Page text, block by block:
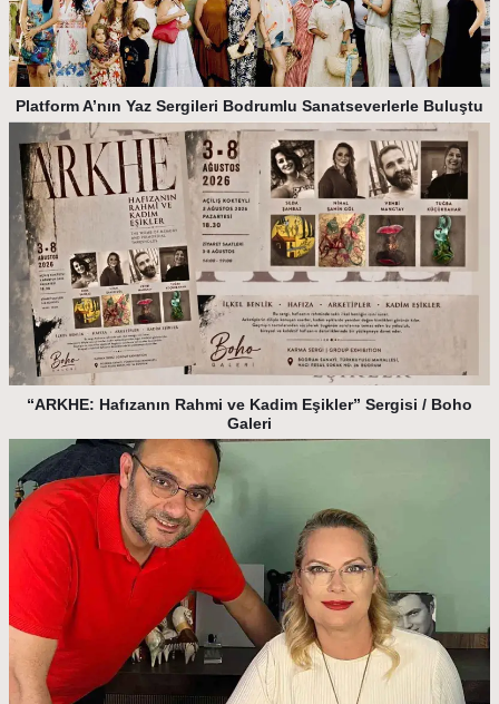
Platform A’nın Yaz Sergileri Bodrumlu Sanatseverlerle Buluştu
“ARKHE: Hafızanın Rahmi ve Kadim Eşikler” Sergisi / Boho
Galeri